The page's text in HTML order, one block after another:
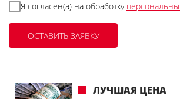
Я согласен(а) на обработку
ЛУЧШАЯ ЦЕНА